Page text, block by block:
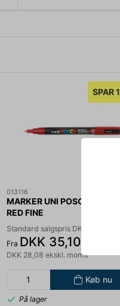
SPAR
013116
MARKER UNI POSCA PC-3M
RED FINE
Standard salgspris DKK 39,00
Fra DKK 35,10
DKK 28,08 ekskl. moms
Køb nu
På lager